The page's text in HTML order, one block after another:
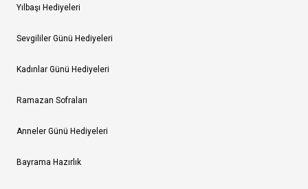
Yılbaşı Hediyeleri
Sevgililer Günü Hediyeleri
Kadınlar Günü Hediyeleri
Ramazan Sofraları
Anneler Günü Hediyeleri
Bayrama Hazırlık